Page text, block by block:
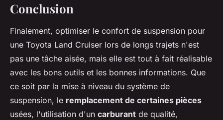
Conclusion
Finalement, optimiser le confort de suspension pour
une Toyota Land Cruiser lors de longs trajets n'est
pas une tâche aisée, mais elle est tout à fait réalisable
avec les bons outils et les bonnes informations. Que
ce soit par la mise à niveau du système de
suspension, le remplacement de certaines pièces
usées, l'utilisation d'un carburant de qualité,